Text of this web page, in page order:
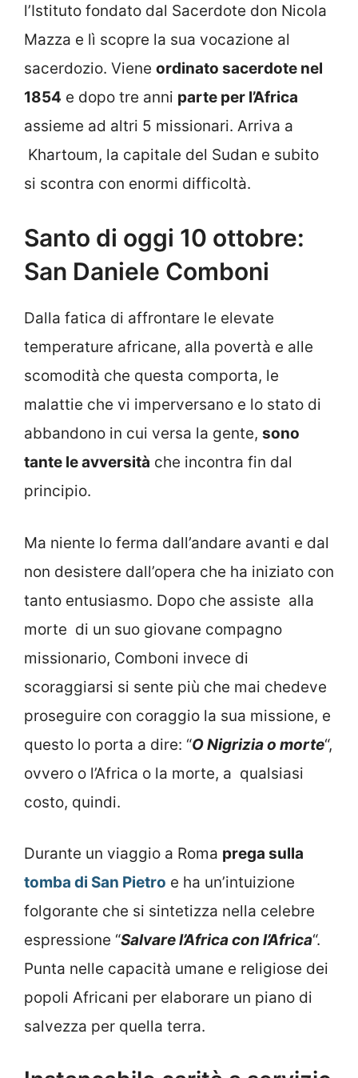
l’Istituto fondato dal Sacerdote don Nicola
Mazza e lì scopre la sua vocazione al
sacerdozio. Viene ordinato sacerdote nel
1854 e dopo tre anni parte per l’Africa
assieme ad altri 5 missionari. Arriva a
Khartoum, la capitale del Sudan e subito
si scontra con enormi difficoltà.
Santo di oggi 10 ottobre:
San Daniele Comboni
Dalla fatica di affrontare le elevate
temperature africane, alla povertà e alle
scomodità che questa comporta, le
malattie che vi imperversano e lo stato di
abbandono in cui versa la gente, sono
tante le avversità che incontra fin dal
principio.
Ma niente lo ferma dall’andare avanti e dal
non desistere dall’opera che ha iniziato con
tanto entusiasmo. Dopo che assiste alla
morte di un suo giovane compagno
missionario, Comboni invece di
scoraggiarsi si sente più che mai chedeve
proseguire con coraggio la sua missione, e
questo lo porta a dire: “O Nigrizia o morte“,
ovvero o l’Africa o la morte, a qualsiasi
costo, quindi.
Durante un viaggio a Roma prega sulla
tomba di San Pietro e ha un’intuizione
folgorante che si sintetizza nella celebre
espressione “Salvare l’Africa con l’Africa“.
Punta nelle capacità umane e religiose dei
popoli Africani per elaborare un piano di
salvezza per quella terra.